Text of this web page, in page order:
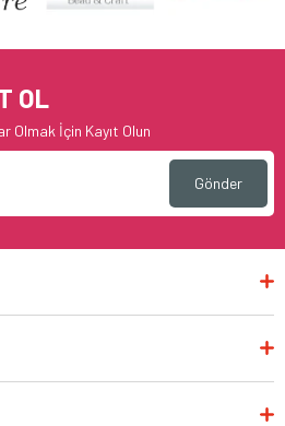
OL
Olmak İçin Kayıt Olun
Gönder